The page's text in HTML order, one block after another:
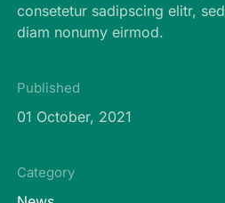
consetetur sadipscing elitr, sed
diam nonumy eirmod.
Published
01 October, 2021
Category